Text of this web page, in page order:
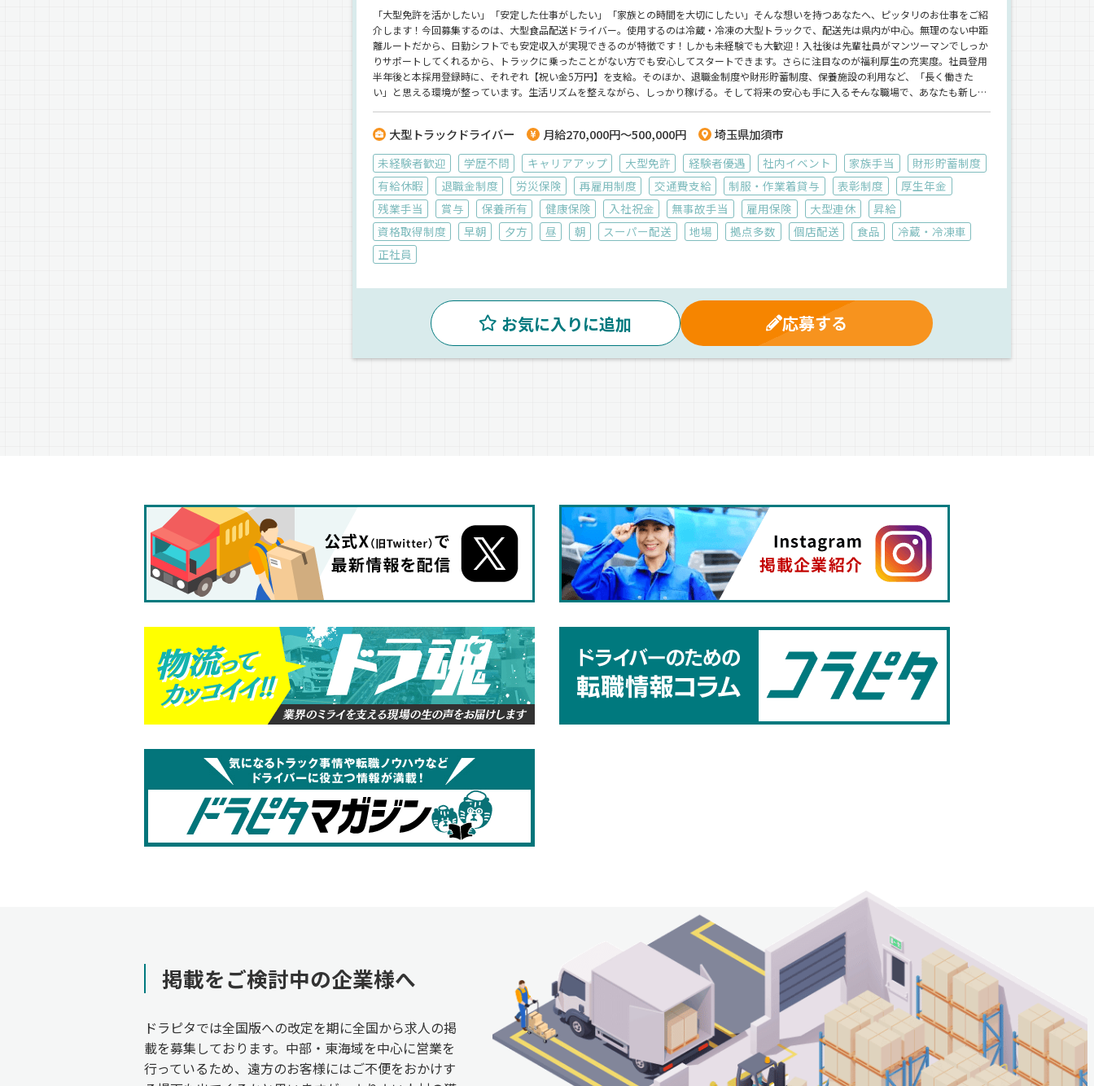
「大型免許を活かしたい」「安定した仕事がしたい」「家族との時間を大切にしたい」そんな想いを持つあなたへ、ピッタリのお仕事をご紹
介します！今回募集するのは、大型食品配送ドライバー。使用するのは冷蔵・冷凍の大型トラックで、配送先は県内が中心。無理のない中距
離ルートだから、日勤シフトでも安定収入が実現できるのが特徴です！しかも――未経験でも大歓迎！入社後は先輩社員がマンツーマンでしっか
りサポートしてくれるから、トラックに乗ったことがない方でも安心してスタートできます。さらに注目なのが福利厚生の充実度。社員登用
半年後と本採用登録時に、それぞれ【祝い金5万円】を支給。そのほか、退職金制度や財形貯蓄制度、保養施設の利用など、「長く働きた
い」と思える環境が整っています。生活リズムを整えながら、しっかり稼げる。そして将来の安心も手に入る――そんな職場で、あなたも新しい
大型トラックドライバー 月給270,000円～500,000円 埼玉県加須市
未経験者歓迎 学歴不問 キャリアアップ 大型免許 経験者優遇 社内イベント 家族手当
財形貯蓄制度
有給休暇
退職金制度 労災保険 再雇用制度 交通費支給 制服・作業着貸与 表彰制度
厚生年金
残業手当
賞与 保養所有 健康保険 入社祝金 無事故手当 雇用保険 大型連休
昇給
資格取得制度
早朝 夕方 昼 朝 スーパー配送 地場 拠点多数 個店配送 食品
冷蔵・冷凍車
正社員
お気に入りに追加 応募する
掲載をご検討中の企業様へ
ドラピタでは全国版への改定を期に全国から求人の掲
載を募集しております。中部・東海域を中心に営業を
行っているため、遠方のお客様にはご不便をおかけす